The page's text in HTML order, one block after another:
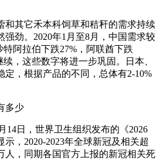
和其它禾本科饲草和秸秆的需求持续
强劲。2020年1月至8月，中国需求较
特阿拉伯下跌27%，阿联酋下跌
，这些数字将进一步巩固。日本、
定，根据产品的不同，总体有2-10%
多少
14日，世界卫生组织发布的《2026
，2020-2023年全球新冠及相关超
人，同期各国官方上报的新冠相关死